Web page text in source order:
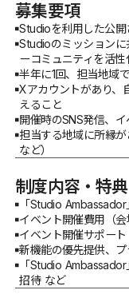
募集要項
Studioを利用した公
Studioのミッション
ーコミュニティを活
半年に1回、担当地域
Xアカウントがあり、
えること
開催時のSNS発信、
担当する地域に所縁
など）
制度内容・特典
「Studio
イベント開催費用（
イベント開催サポート
新機能の優先提供、
「Studio
招待 など